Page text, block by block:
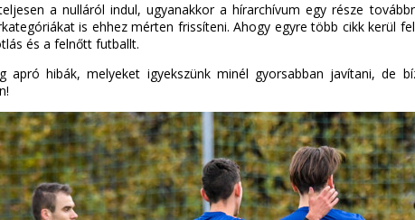
a nulláról indul, ugyanakkor a hírarchívum egy része
is ehhez mérten frissíteni. Ahogy egyre több cikk kerül
és a felnőtt futballt.
apró hibák, melyeket igyekszünk minél gyorsabban javítani, de